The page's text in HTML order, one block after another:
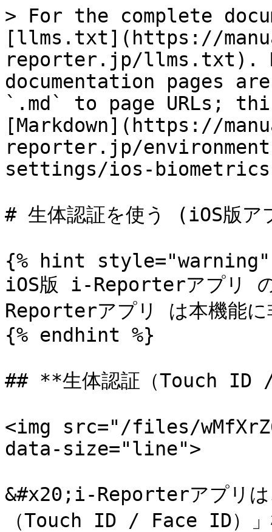
> For the complete
[llms.txt](https://
reporter.jp/llms.txt).
documentation pages
`.md` to page URLs;
[Markdown](https://
reporter.jp/
settings/ios-
# 生体認証を使う (iOS版ア
{% hint style="warning"
iOS版 i-Reporterアプリ
Reporterアプリ は本機能に
{% endhint %}
## **生体認証（Touch ID
<img src="/files/
data-size="line">
&#x20;i-Reporterアプリは
（Touch ID / Face ID）」